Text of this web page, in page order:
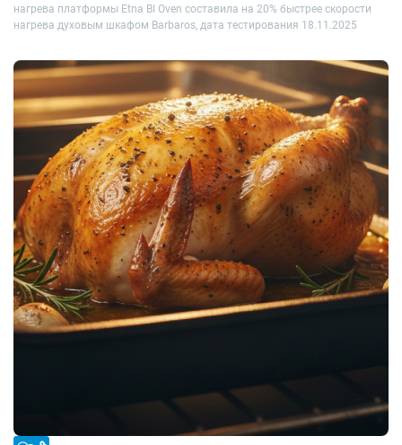
нагрева платформы Etna BI Oven составила на 20% быстрее скорости
нагрева духовым шкафом Barbaros, дата тестирования 18.11.2025